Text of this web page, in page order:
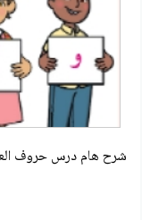
شرح هام درس حروف